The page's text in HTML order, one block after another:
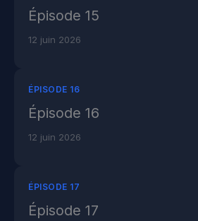
Épisode 15
12 juin 2026
ÉPISODE 16
Épisode 16
12 juin 2026
ÉPISODE 17
Épisode 17